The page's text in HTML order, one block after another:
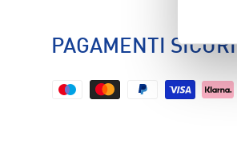
PAGAMENTI SICURI